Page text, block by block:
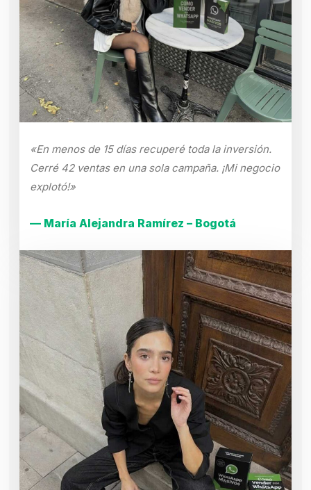
«En menos de 15 días recuperé toda la inversión.
Cerré 42 ventas en una sola campaña. ¡Mi negocio
explotó!»
— María Alejandra Ramírez – Bogotá